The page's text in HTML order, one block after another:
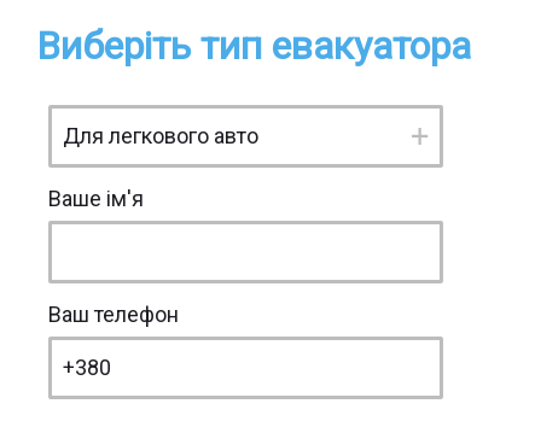
Виберіть тип евакуатора
Ваше ім'я
Ваш телефон